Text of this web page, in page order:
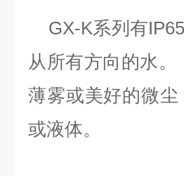
GX-K系列有
从所有方向的水
薄雾或美好的微
或液体。